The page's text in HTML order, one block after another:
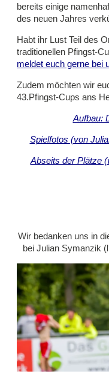
bereits einige
des neuen Jahres
Habt ihr Lust Teil des
traditionellen Pfingst-
meldet euch gerne bei
Zudem möchten wir
43.Pfingst-Cups ans
Aufbau:
Spielfotos (von
Abseits der Plätze
Wir bedanken uns in
bei Julian Symanzik